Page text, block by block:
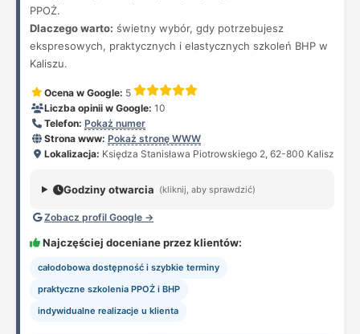
PPOŻ.
Dlaczego warto: świetny wybór, gdy potrzebujesz
ekspresowych, praktycznych i elastycznych szkoleń BHP w
Kaliszu.
Ocena w Google: 5
Liczba opinii w Google: 10
Telefon: Pokaż numer
Strona www: Pokaż stronę WWW
Lokalizacja: Księdza Stanisława Piotrowskiego 2, 62-800 Kalisz
Godziny otwarcia (kliknij, aby sprawdzić)
Zobacz profil Google →
Najczęściej doceniane przez klientów:
całodobowa dostępność i szybkie terminy
praktyczne szkolenia PPOŻ i BHP
indywidualne realizacje u klienta